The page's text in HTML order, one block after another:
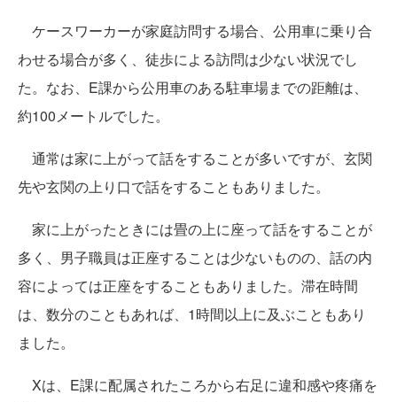
ケースワーカーが家庭訪問する場合、公用車に乗り合
わせる場合が多く、徒歩による訪問は少ない状況でし
た。なお、E課から公用車のある駐車場までの距離は、
約100メートルでした。
通常は家に上がって話をすることが多いですが、玄関
先や玄関の上り口で話をすることもありました。
家に上がったときには畳の上に座って話をすることが
多く、男子職員は正座することは少ないものの、話の内
容によっては正座をすることもありました。滞在時間
は、数分のこともあれば、1時間以上に及ぶこともあり
ました。
Xは、E課に配属されたころから右足に違和感や疼痛を